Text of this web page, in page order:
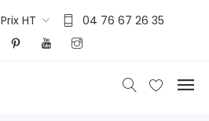
Prix HT 04 76 67 26 35